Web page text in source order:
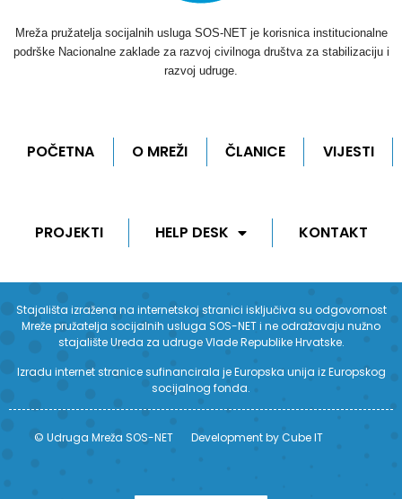
Mreža pružatelja socijalnih usluga SOS-NET je korisnica institucionalne
podrške Nacionalne zaklade za razvoj civilnoga društva za stabilizaciju i
razvoj udruge.
POČETNA O MREŽI ČLANICE VIJESTI
PROJEKTI HELP DESK KONTAKT
Stajališta izražena na internetskoj stranici isključiva su odgovornost
Mreže pružatelja socijalnih usluga SOS-NET i ne odražavaju nužno
stajalište Ureda za udruge Vlade Republike Hrvatske.
Izradu internet stranice sufinancirala je Europska unija iz Europskog
socijalnog fonda.
© Udruga Mreža SOS-NET Development by Cube IT